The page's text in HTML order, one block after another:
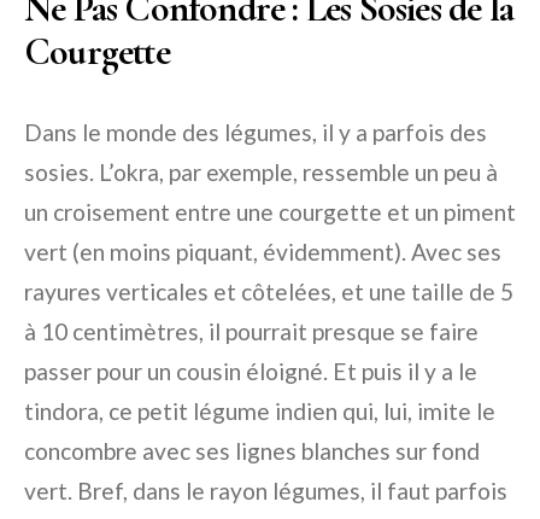
Courgette
Dans le monde des légumes, il y a parfois des
sosies. L’okra, par exemple, ressemble un peu à
un croisement entre une courgette et un piment
vert (en moins piquant, évidemment). Avec ses
rayures verticales et côtelées, et une taille de 5
à 10 centimètres, il pourrait presque se faire
passer pour un cousin éloigné. Et puis il y a le
tindora, ce petit légume indien qui, lui, imite le
concombre avec ses lignes blanches sur fond
vert. Bref, dans le rayon légumes, il faut parfois